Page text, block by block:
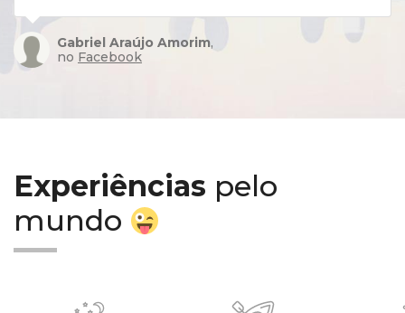
Gabriel Araújo Amorim,
no Facebook
Experiências pelo
mundo